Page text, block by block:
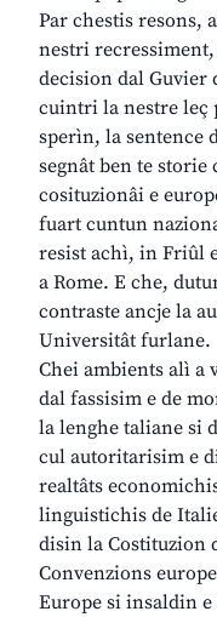
Par chestis resons,
nestri
decision dal Guvier
cuintri la nestre leç
sperìn, la sentence
segnât ben te
cosituzionâi e
fuart cuntun
resist achì, in Friûl
a Rome. E che,
contraste ancje la
Universitât furlane.
Chei ambients alì a
dal fassisim e de
la lenghe taliane si
cul autoritarisim e
realtâts
linguistichis de
disin la Costituzion
Convenzions
Europe si insaldin